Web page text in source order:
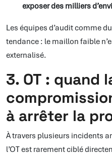
exposer des milliers
Les équipes d’audit comme
tendance : le maillon faible
externalisé.
3. OT : quand
à arrêter la
À travers plusieurs incidents
l’OT est rarement ciblé